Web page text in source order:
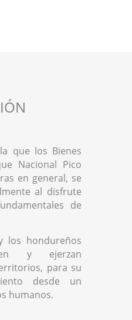
que los Bienes
Nacional Pico
en general, se
al disfrute
de
los hondureños
y ejerzan
para su
desde un
humanos.